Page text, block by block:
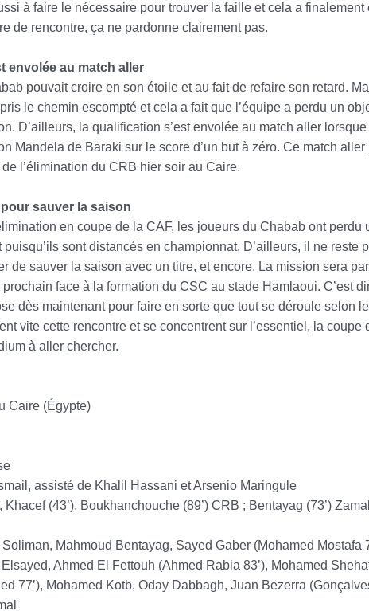
à faire le nécessaire pour trouver la faille et cela a finalement
de rencontre, ça ne pardonne clairement pas.
envolée au match aller
pouvait croire en son étoile et au fait de refaire son retard.
le chemin escompté et cela a fait que l’équipe a perdu un
D’ailleurs, la qualification s’est envolée au match aller lorsque
Mandela de Baraki sur le score d’un but à zéro. Ce match aller
l’élimination du CRB hier soir au Caire.
sauver la saison
en coupe de la CAF, les joueurs du Chabab ont perdu
sont distancés en championnat. D’ailleurs, il ne reste
de sauver la saison avec un titre, et encore. La mission sera
face à la formation du CSC au stade Hamlaoui. C’est
dès maintenant pour faire en sorte que tout se déroule selon
vite cette rencontre et se concentrent sur l’essentiel, la coupe
à aller chercher.
Caire (Égypte)
assisté de Khalil Hassani et Arsenio Maringule
Khacef (43’), Boukhanchouche (89’) CRB ; Bentayag (73’)
Mahmoud Bentayag, Sayed Gaber (Mohamed Mostafa
Ahmed El Fettouh (Ahmed Rabia 83’), Mohamed
77’), Mohamed Kotb, Oday Dabbagh, Juan Bezerra